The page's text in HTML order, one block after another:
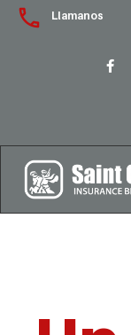
Llamanos